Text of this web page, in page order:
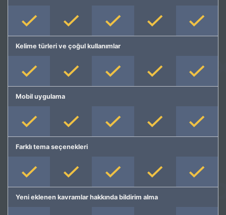
Kelime türleri ve çoğul kullanımlar
Mobil uygulama
Farklı tema seçenekleri
Yeni eklenen kavramlar hakkında bildirim alma